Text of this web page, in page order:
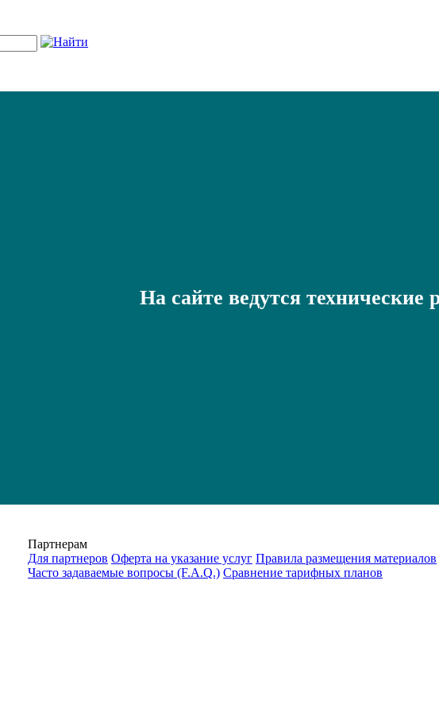
На сайте ведутся технические
Партнерам
Для партнеров Оферта на указание услуг Правила размещения материалов
Часто задаваемые вопросы (F.A.Q.) Cравнение тарифных планов